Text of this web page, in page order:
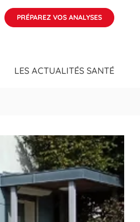
PRÉPAREZ VOS ANALYSES
LES ACTUALITÉS SANTÉ